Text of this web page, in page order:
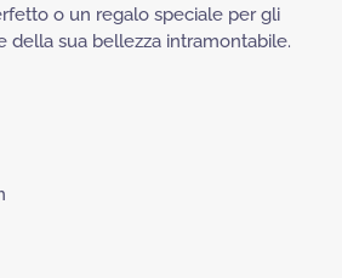
o un regalo speciale per gli
della sua bellezza intramontabile.